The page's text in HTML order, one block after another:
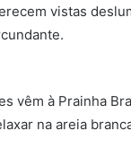
vistas
vêm à Prainha
na areia